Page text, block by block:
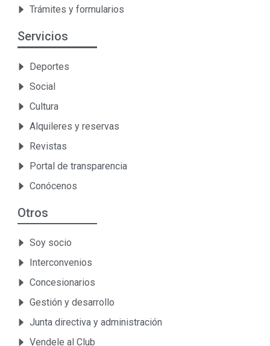
Trámites y formularios
Servicios
Deportes
Social
Cultura
Alquileres y reservas
Revistas
Portal de transparencia
Conócenos
Otros
Soy socio
Interconvenios
Concesionarios
Gestión y desarrollo
Junta directiva y administración
Vendele al Club